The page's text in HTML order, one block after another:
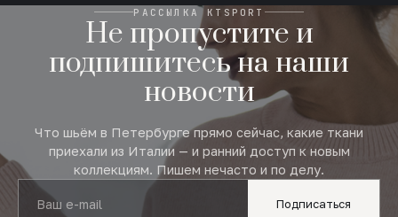
РАССЫЛКА KTSPORT
Не пропустите и
подпишитесь на наши
новости
Что шьём в Петербурге прямо сейчас, какие ткани
приехали из Италии — и ранний доступ к новым
коллекциям. Пишем нечасто и по делу.
Подписаться